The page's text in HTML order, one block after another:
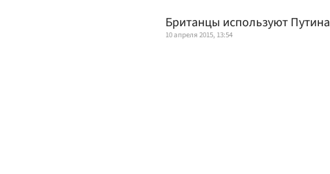
Британцы используют Путина
10 апреля 2015, 13:54